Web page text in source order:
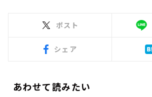
ポスト
シェア
あわせて読みたい